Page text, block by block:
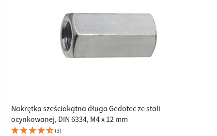
Nakrętka sześciokątna długa Gedotec ze stali
ocynkowanej, DIN 6334, M4 x 12 mm
(3)